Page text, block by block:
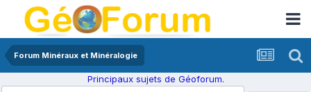
Forum Minéraux et Minéralogie
Principaux sujets de Géoforum.